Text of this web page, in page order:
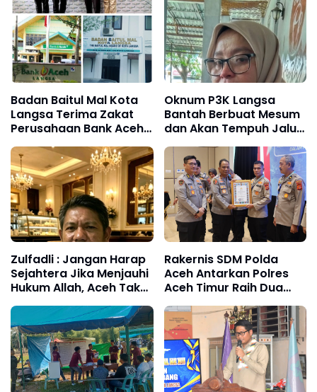
Narasumber Sesat
Badan Baitul Mal Kota
Langsa Terima Zakat
Perusahaan Bank Aceh
Syariah Cabang Rp. 400
Juta
Oknum P3K Langsa
Bantah Berbuat Mesum
dan Akan Tempuh Jalur
Hukum
Zulfadli : Jangan Harap
Sejahtera Jika Menjauhi
Hukum Allah, Aceh Tak
Paling Bodoh
Rakernis SDM Polda
Aceh Antarkan Polres
Aceh Timur Raih Dua